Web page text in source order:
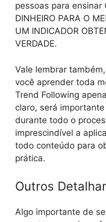
pessoas para ensinar
DINHEIRO PARA O
UM INDICADOR
VERDADE.
Vale lembrar
você aprender toda
Trend Following
claro, será
durante todo o
imprescindível a
todo conteúdo para
prática.
Outros
Algo importante de